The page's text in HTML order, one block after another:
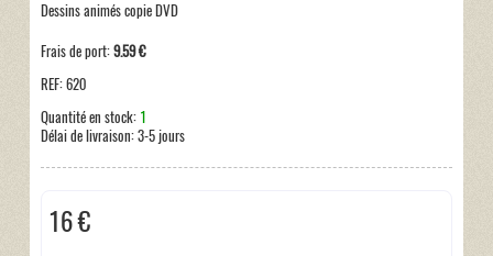
Dessins animés copie DVD
Frais de port:9.59 €
REF:620
Quantité en stock: 1
Délai de livraison:3-5 jours
16 €